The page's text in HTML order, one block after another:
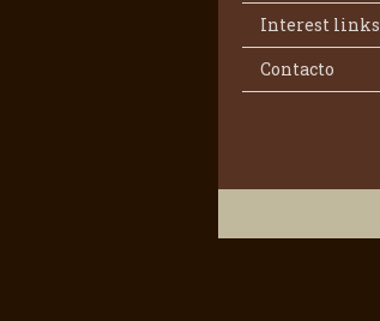
Interest links
Contacto